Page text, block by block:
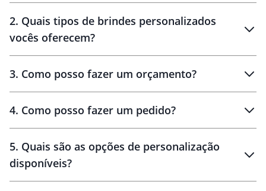
Brindes personalizados
2. Quais tipos de brindes personalizados
vocês oferecem?
personalizados
3. Como posso fazer um orçamento?
brinde
personalização
4. Como posso fazer um pedido?
amostra virtual
5. Quais são as opções de personalização
disponíveis?